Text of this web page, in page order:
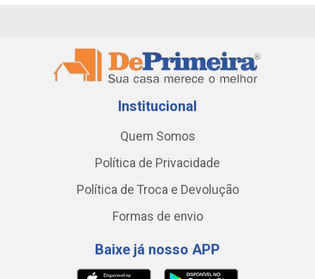
Institucional
Quem Somos
Política de Privacidade
Política de Troca e Devolução
Formas de envio
Baixe já nosso APP